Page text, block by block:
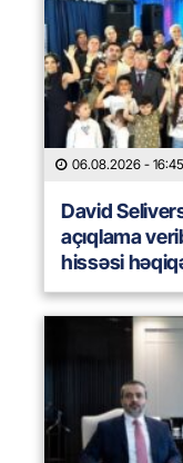
06.08.2026 - 16:45
David
açıqlama
hissəsi